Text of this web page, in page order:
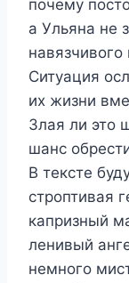
почему
а Ульяна не
Ситуация
их жизни
Злая ли это
шанс
В тексте
строптивая
капризный
ленивый
немного